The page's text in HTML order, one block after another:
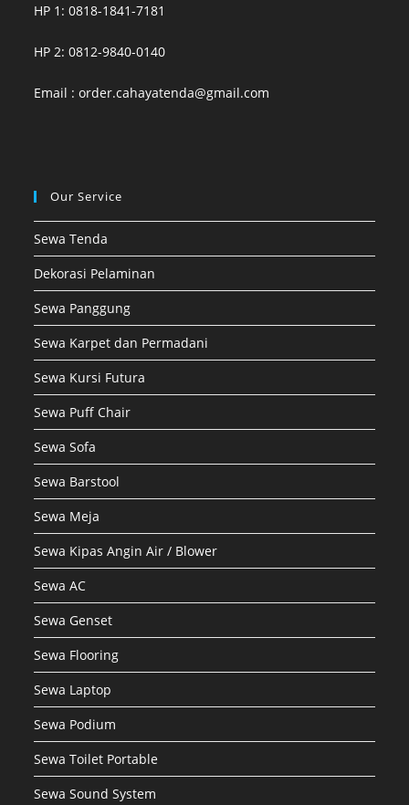
HP 1: 0818-1841-7181
HP 2: 0812-9840-0140
Email :order.cahayatenda@gmail.com
Our Service
Sewa Tenda
Dekorasi Pelaminan
Sewa Panggung
Sewa Karpet dan Permadani
Sewa Kursi Futura
Sewa Puff Chair
Sewa Sofa
Sewa Barstool
Sewa Meja
Sewa Kipas Angin Air / Blower
Sewa AC
Sewa Genset
Sewa Flooring
Sewa Laptop
Sewa Podium
Sewa Toilet Portable
Sewa Sound System